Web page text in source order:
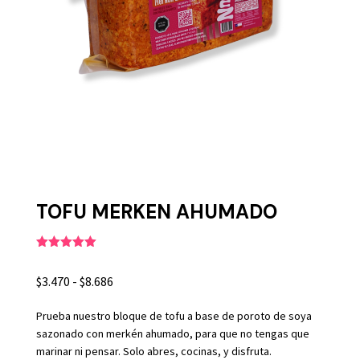
TOFU MERKEN AHUMADO
5 en base
cliente
$3.470 - $8.686Rango
precios:
desde
$3.470
Prueba nuestro bloque de tofu a base de poroto de soya
sazonado con merkén ahumado, para que no tengas que
marinar ni pensar. Solo abres, cocinas, y disfruta.